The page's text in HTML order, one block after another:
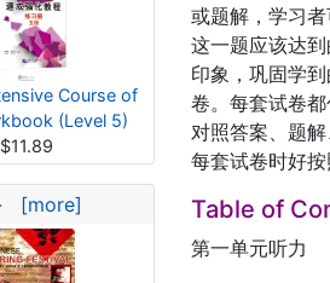
Course of
(Level 5)
$11.89
[more]
或题解，学习
这一题应该达
印象，巩固学
卷。每套试卷
对照答案、题
每套试卷时好
Table of
第一单元听力